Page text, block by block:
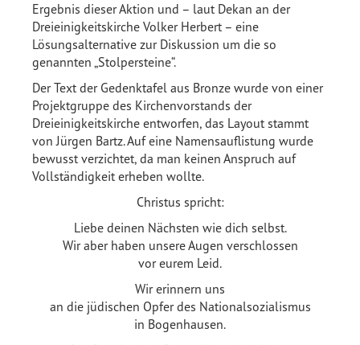
Ergebnis dieser Aktion und – laut Dekan an der
Dreieinigkeitskirche Volker Herbert – eine
Lösungsalternative zur Diskussion um die so
genannten „Stolpersteine“.
Der Text der Gedenktafel aus Bronze wurde von einer
Projektgruppe des Kirchenvorstands der
Dreieinigkeitskirche entworfen, das Layout stammt
von Jürgen Bartz. Auf eine Namensauflistung wurde
bewusst verzichtet, da man keinen Anspruch auf
Vollständigkeit erheben wollte.
Christus spricht:
Liebe deinen Nächsten wie dich selbst.
Wir aber haben unsere Augen verschlossen
vor eurem Leid.
Wir erinnern uns
an die jüdischen Opfer des Nationalsozialismus
in Bogenhausen.